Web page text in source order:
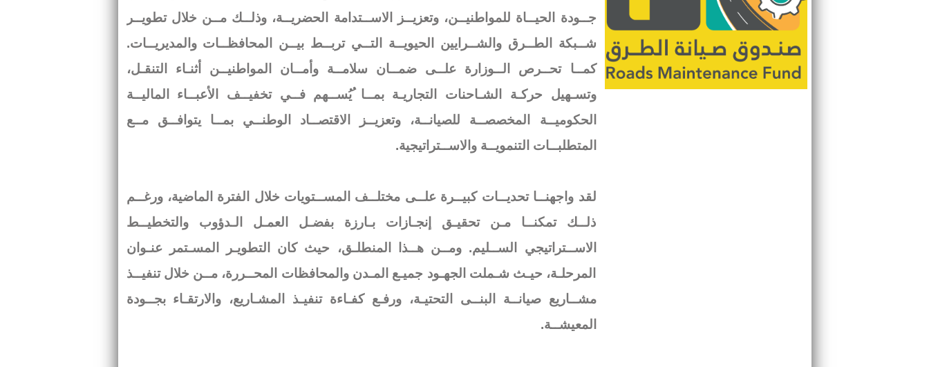
جــودة الحيــاة للمواطنيــن، وتعزيــز الاســتدامة الحضريــة، وذلــك مــن خلال تطويــر
شــبكة الطــرق والشــرايين الحيويــة التــي تربــط بيــن المحافظــات والمديريــات.
كمــا تحــرص الــوزارة علــى ضمــان سلامــة وأمــان المواطنيــن أثنـاء التنقـل،
وتسـهيل حركـة الشـاحنات التجاريـة بمــا ُيُســهم فــي تخفيــف الأعبــاء الماليــة
الحكوميــة المخصصــة للصيانــة، وتعزيــز الاقتصــاد الوطنــي بمــا يتوافــق مــع
المتطلبــات التنمويــة والاســتراتيجية.
لقد واجهنــا تحديــات كبيــرة علــى مختلــف المســتويات خلال الفترة الماضية، ورغــم
ذلــك تمكنــا مـن تحقيـق إنجـازات بـارزة بفضـل العمـل الـدؤوب والتخطيــط
الاســتراتيجي الســليم. ومــن هــذا المنطلـق، حيث كان التطويـر المسـتمر عنـوان
المرحلـة، حيـث شـملت الجهـود جميـع المـدن والمحافظات المحــررة، مــن خلال تنفيــذ
مشــاريع صيانــة البنــى التحتيـة، ورفـع كفـاءة تنفيـذ المشـاريع، والارتقـاء بجــودة
المعيشــة.